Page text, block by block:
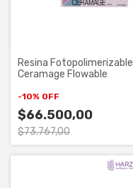
Resina Fotopolimerizable
Ceramage Flowable
-10% OFF
$66.500,00
$73.767,00